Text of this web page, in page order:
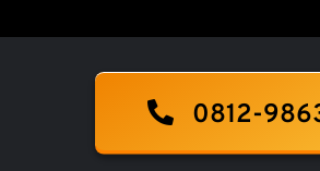
0812-